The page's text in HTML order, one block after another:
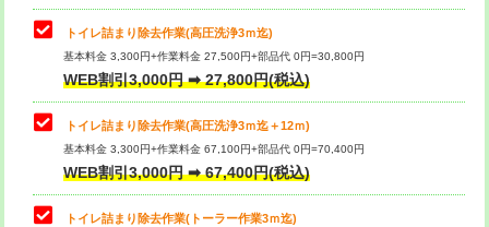
トイレ詰まり除去作業(高圧洗浄3ｍ迄)
基本料金 3,300円+作業料金 27,500円+部品代 0円=30,800円
WEB割引3,000円 ➡ 27,800円(税込)
トイレ詰まり除去作業(高圧洗浄3ｍ迄＋12ｍ)
基本料金 3,300円+作業料金 67,100円+部品代 0円=70,400円
WEB割引3,000円 ➡ 67,400円(税込)
トイレ詰まり除去作業(トーラー作業3ｍ迄)